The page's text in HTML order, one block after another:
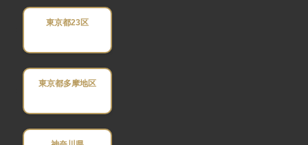
東京都23区
東京都多摩地区